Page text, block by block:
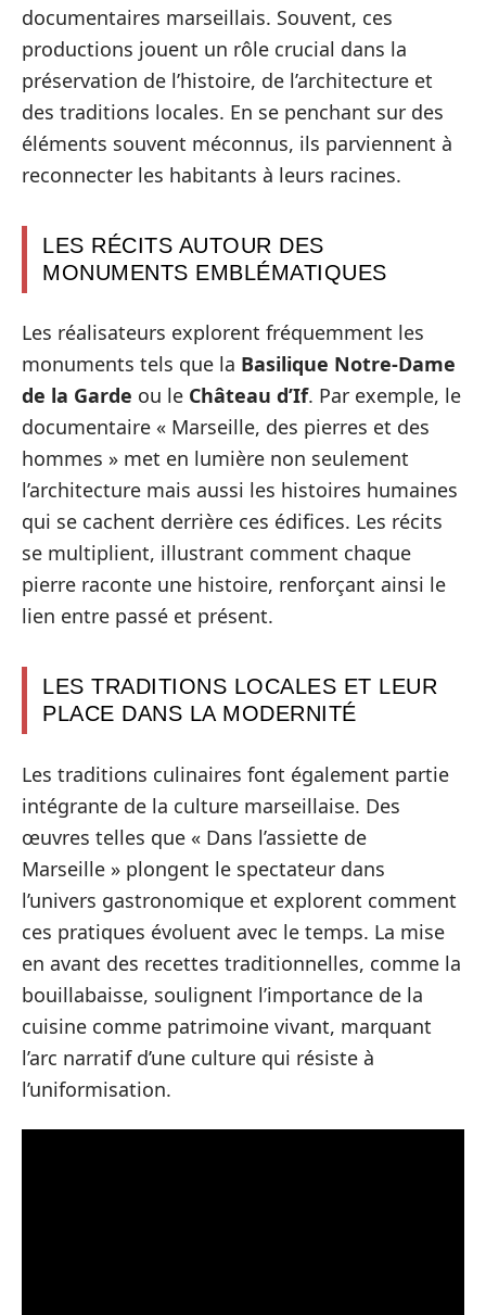
documentaires marseillais. Souvent, ces
productions jouent un rôle crucial dans la
préservation de l’histoire, de l’architecture et
des traditions locales. En se penchant sur des
éléments souvent méconnus, ils parviennent à
reconnecter les habitants à leurs racines.
LES RÉCITS AUTOUR DES
MONUMENTS EMBLÉMATIQUES
Les réalisateurs explorent fréquemment les
monuments tels que la Basilique Notre-Dame
de la Garde ou le Château d’If. Par exemple, le
documentaire « Marseille, des pierres et des
hommes » met en lumière non seulement
l’architecture mais aussi les histoires humaines
qui se cachent derrière ces édifices. Les récits
se multiplient, illustrant comment chaque
pierre raconte une histoire, renforçant ainsi le
lien entre passé et présent.
LES TRADITIONS LOCALES ET LEUR
PLACE DANS LA MODERNITÉ
Les traditions culinaires font également partie
intégrante de la culture marseillaise. Des
œuvres telles que « Dans l’assiette de
Marseille » plongent le spectateur dans
l’univers gastronomique et explorent comment
ces pratiques évoluent avec le temps. La mise
en avant des recettes traditionnelles, comme la
bouillabaisse, soulignent l’importance de la
cuisine comme patrimoine vivant, marquant
l’arc narratif d’une culture qui résiste à
l’uniformisation.